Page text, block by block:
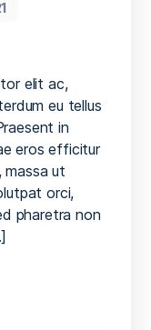
elit ac,
eu tellus
in
eros efficitur
massa ut
orci,
pharetra non